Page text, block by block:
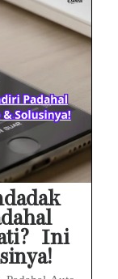
Ini